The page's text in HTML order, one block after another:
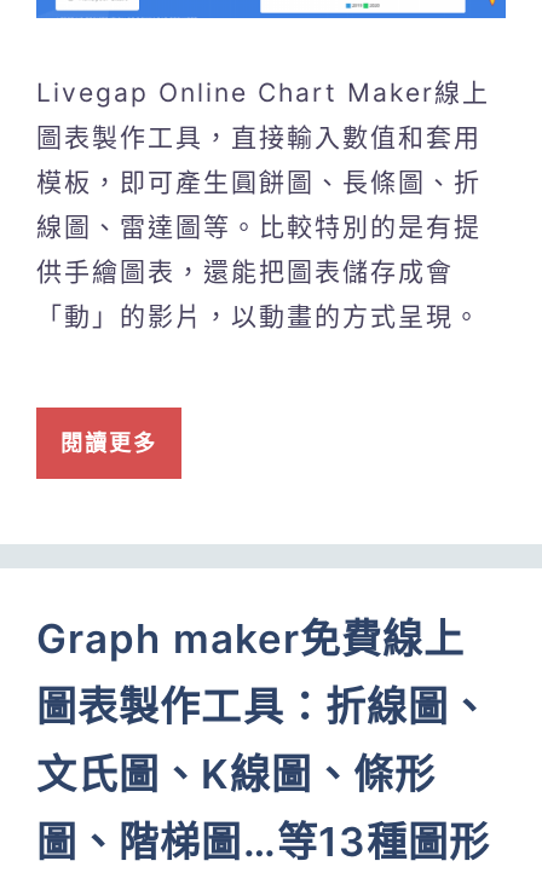
Livegap Online Chart Maker線上
圖表製作工具，直接輸入數值和套用
模板，即可產生圓餅圖、長條圖、折
線圖、雷達圖等。比較特別的是有提
供手繪圖表，還能把圖表儲存成會
「動」的影片，以動畫的方式呈現。
閱讀更多
Graph maker免費線上
圖表製作工具：折線圖、
文氏圖、K線圖、條形
圖、階梯圖…等13種圖形